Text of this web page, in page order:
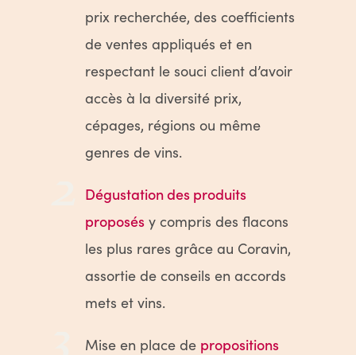
prix recherchée, des coefficients
de ventes appliqués et en
respectant le souci client d’avoir
accès à la diversité prix,
cépages, régions ou même
genres de vins.
Dégustation des produits
proposés y compris des flacons
les plus rares grâce au Coravin,
assortie de conseils en accords
mets et vins.
Mise en place de propositions